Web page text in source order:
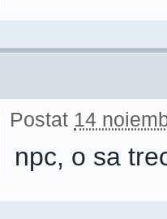
Postat 14
npc, o sa